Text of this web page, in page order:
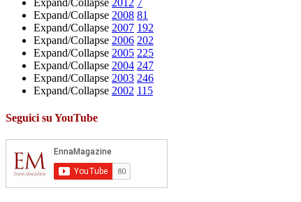
Expand/Collapse 2008 81
Expand/Collapse 2007 192
Expand/Collapse 2006 202
Expand/Collapse 2005 225
Expand/Collapse 2004 247
Expand/Collapse 2003 246
Expand/Collapse 2002 115
Seguici su YouTube